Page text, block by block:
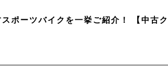
ポーツバイクを一挙ご紹介！ 【中古